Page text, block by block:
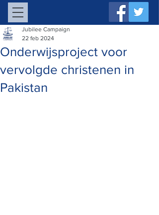
Onderwijsproject voor
vervolgde christenen in
Pakistan
Jubilee Campaign
22 feb 2024